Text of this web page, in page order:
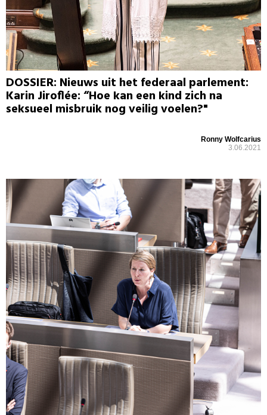
DOSSIER: Nieuws uit het federaal parlement:
Karin Jiroflée: “Hoe kan een kind zich na
seksueel misbruik nog veilig voelen?"
Ronny Wolfcarius
3.06.2021